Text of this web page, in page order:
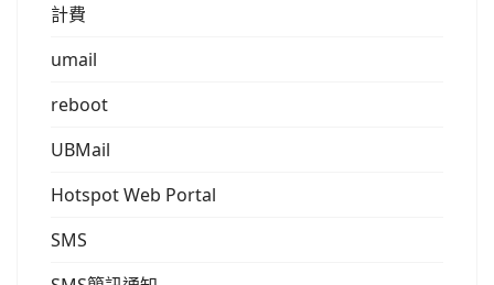
計費
umail
reboot
UBMail
Hotspot Web Portal
SMS